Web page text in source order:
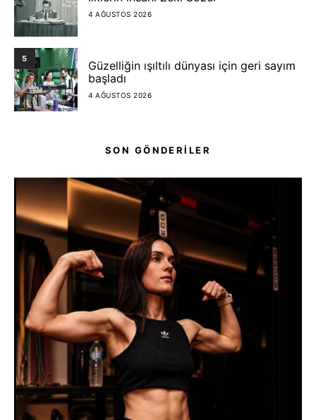
4 AĞUSTOS 2026
5
Güzelliğin ışıltılı dünyası için geri sayım
başladı
4 AĞUSTOS 2026
SON GÖNDERİLER